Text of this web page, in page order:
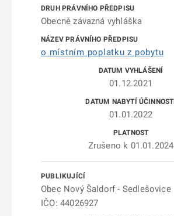
Obecně závazná vyhláška
o místním poplatku z pobytu
01.12.2021
01.01.2022
Zrušeno k 01.01.2024
Obec Nový Šaldorf - Sedlešovice
IČO: 44026927